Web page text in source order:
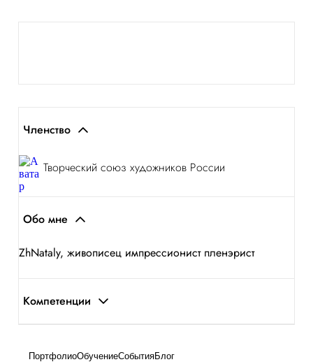
Членство
Творческий союз художников России
Обо мне
ZhNataly, живописец импрессионист пленэрист
Компетенции
ПортфолиоОбучениеСобытияБлог